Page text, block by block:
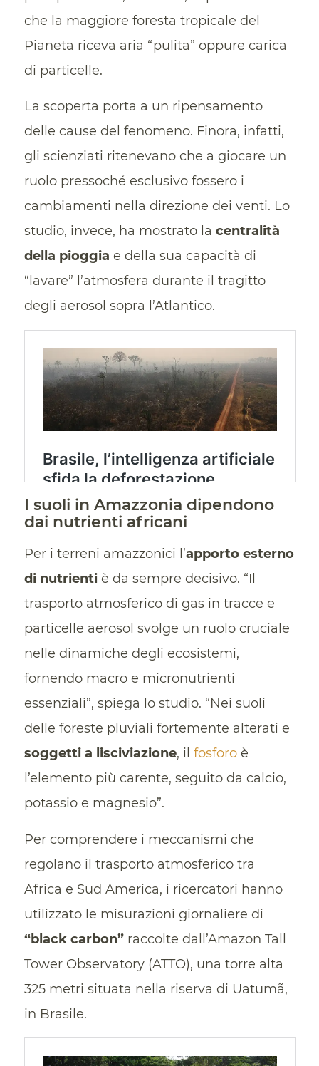
che la maggiore foresta tropicale del
Pianeta riceva aria “pulita” oppure carica
di particelle.
La scoperta porta a un ripensamento
delle cause del fenomeno. Finora, infatti,
gli scienziati ritenevano che a giocare un
ruolo pressoché esclusivo fossero i
cambiamenti nella direzione dei venti. Lo
studio, invece, ha mostrato la centralità
della pioggia e della sua capacità di
“lavare” l’atmosfera durante il tragitto
degli aerosol sopra l’Atlantico.
I suoli in Amazzonia dipendono
dai nutrienti africani
Per i terreni amazzonici l’apporto esterno
di nutrientiè da sempre decisivo. “Il
trasporto atmosferico di gas in tracce e
particelle aerosol svolge un ruolo cruciale
nelle dinamiche degli ecosistemi,
fornendo macro e micronutrienti
essenziali”, spiega lo studio. “Nei suoli
delle foreste pluviali fortemente alterati e
soggetti a lisciviazione, il fosforoè
l’elemento più carente, seguito da calcio,
potassio e magnesio”.
Per comprendere i meccanismi che
regolano il trasporto atmosferico tra
Africa e Sud America, i ricercatori hanno
utilizzato le misurazioni giornaliere di
“black carbon”raccolte dall’Amazon Tall
Tower Observatory (ATTO), una torre alta
325 metri situata nella riserva di Uatumã,
in Brasile.